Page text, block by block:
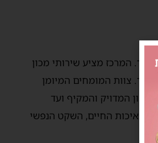
ביד. המרכז מציע שירותי מכון
צוות המומחים המיומן
המדויק והמקיף ועד
איכות החיים, השקט הנפשי